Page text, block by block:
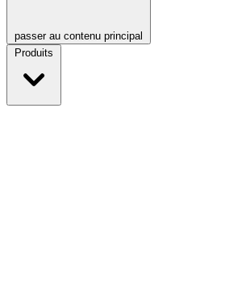
passer au contenu principal
Produits